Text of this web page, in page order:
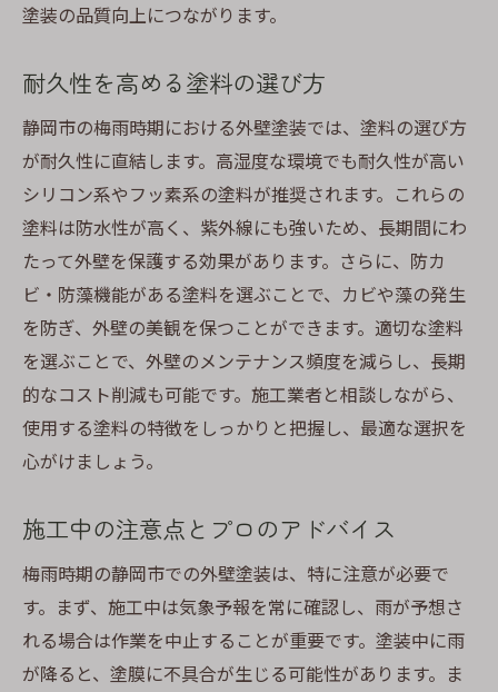
雨水の進入を防ぐ施工技術
梅雨時期に静岡市で外壁塗装を選ぶ際のコツと
ヒント
梅雨時期でも安心して施工できる業者の選
び方
施工前にチェックすべき重要項目
費用を抑えつつ品質を維持する方法
季節に適した塗料の選定ポイント
施工前後のトラブルを防ぐための対策
成功事例から学ぶ施工のヒント
静岡市の外壁塗装梅雨時期でも安心施工の実践
方法
施工現場での天候の変化への対応力
安心して依頼できる施工業者の特徴
施工後の保証とアフターフォロー
梅雨時期特有のトラブル事例と解決策
塗装の品質向上につながります。
耐久性を高める塗料の選び方
静岡市の梅雨時期における外壁塗装では、塗料の選び方
が耐久性に直結します。高湿度な環境でも耐久性が高い
シリコン系やフッ素系の塗料が推奨されます。これらの
塗料は防水性が高く、紫外線にも強いため、長期間にわ
たって外壁を保護する効果があります。さらに、防カ
ビ・防藻機能がある塗料を選ぶことで、カビや藻の発生
を防ぎ、外壁の美観を保つことができます。適切な塗料
を選ぶことで、外壁のメンテナンス頻度を減らし、長期
的なコスト削減も可能です。施工業者と相談しながら、
使用する塗料の特徴をしっかりと把握し、最適な選択を
心がけましょう。
施工中の注意点とプロのアドバイス
梅雨時期の静岡市での外壁塗装は、特に注意が必要で
す。まず、施工中は気象予報を常に確認し、雨が予想さ
れる場合は作業を中止することが重要です。塗装中に雨
が降ると、塗膜に不具合が生じる可能性があります。ま